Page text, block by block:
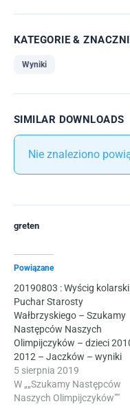
KATEGORIE &
Wyniki
SIMILAR DOWNLOADS
Nie znaleziono
greten
Powiązane
20190803 : Wyścig
Puchar Starosty
Wałbrzyskiego – Szukamy
Następców Naszych
Olimpijczyków – dzieci
2012 – Jaczków – wyniki
5 sierpnia 2019
W „„Szukamy Następców
Naszych Olimpijczyków”"